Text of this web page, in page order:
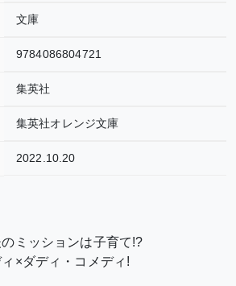
文庫
9784086804721
集英社
集英社オレンジ文庫
2022.10.20
ミッションは子育て!?
×ダディ・コメディ!